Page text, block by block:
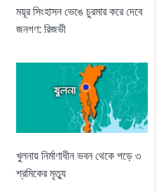
ময়ূর সিংহাসন ভেঙে চুরমার করে দেবে
জনগণ: রিজভী
খুলনায় নির্মাণাধীন ভবন থেকে পড়ে ৩
শ্রমিকের মৃত্যু